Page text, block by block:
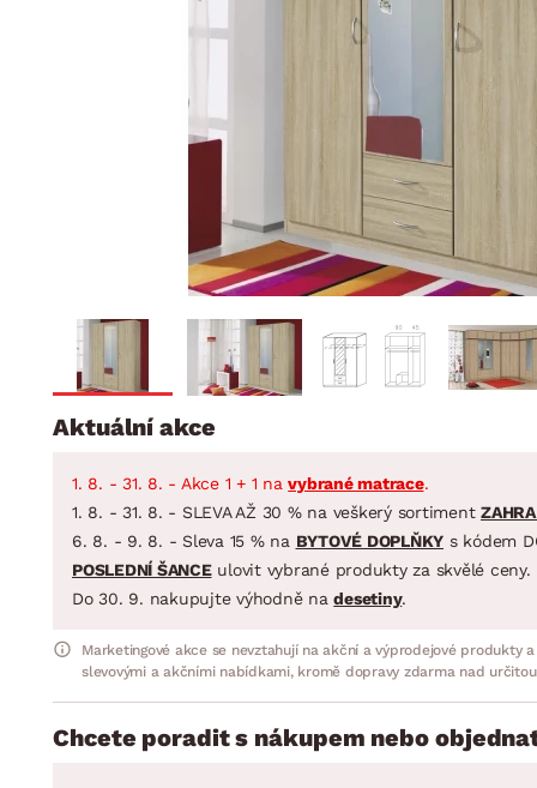
Dětský pokoj
Kuchyně
Zahrada
Domácnost
STOLOVÁNÍ A
Jídelní servis
Příbory
Pánve
Zobrazit vše
Koupelnové
Zahradní
Aktuální akce
1. 8. - 31. 8. - Akce 1 + 1 navybrané matrace.
1. 8. - 31. 8. - SLEVA AŽ 30 % na veškerý sortiment
6. 8. - 9. 8. - Sleva 15 % na BYTOVÉ DOPLŇKY s kódem
POSLEDNÍ ŠANCEulovit vybrané produkty za skvělé ceny.
Do 30. 9. nakupujte výhodně nadesetiny.
Marketingové akce se nevztahují na akční a výprodejové produkty
slevovými a akčními nabídkami, kromě dopravy zdarma nad
Chcete poradit s nákupem nebo